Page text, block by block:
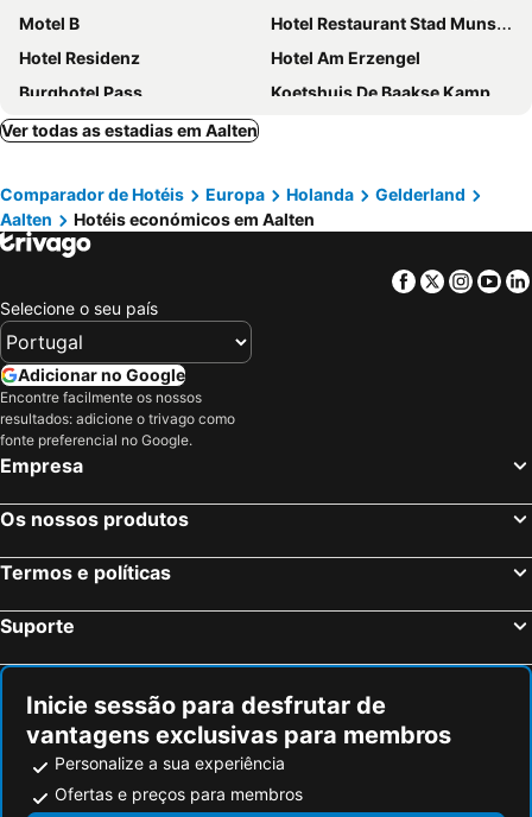
Motel B
Hotel Restaurant Stad Munster
Hotel Residenz
Hotel Am Erzengel
Burghotel Pass
Koetshuis De Baakse Kamp
Hotel Südlohner Hof - Ristorante Da Fabio
Ver todas as estadias em Aalten
Comparador de Hotéis Europa Holanda
Gelderland
Aalten
Hotéis económicos em Aalten
Facebook
Twitter
Selecione o seu país
Adicionar no Google
Encontre facilmente os nossos
resultados: adicione o trivago como
fonte preferencial no Google.
Empresa
Os nossos produtos
Termos e políticas
Suporte
Inicie sessão para desfrutar de
vantagens exclusivas para membros
Personalize a sua experiência
Ofertas e preços para membros